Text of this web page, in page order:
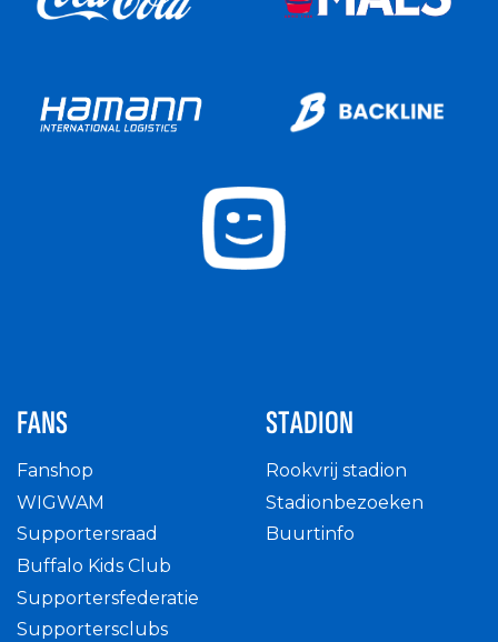
FANS
Fanshop
WIGWAM
Supportersraad
Buffalo Kids Club
Supportersfederatie
Supportersclubs
STADION
Rookvrij stadion
Stadionbezoeken
Buurtinfo